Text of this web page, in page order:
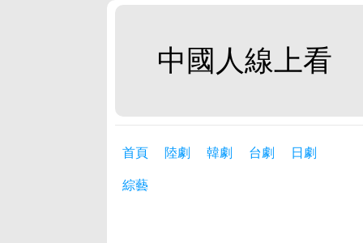
中國人線上看
首頁 陸劇 韓劇 台劇 日劇
綜藝